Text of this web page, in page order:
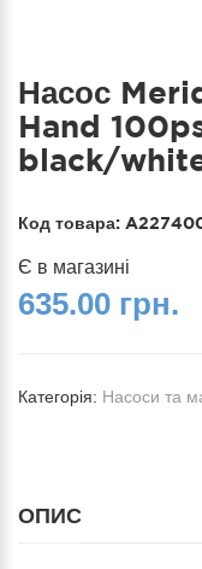
Насос
Hand
black/
Код товара:
Є в магазині
635.00 грн.
Категорія: Насоси та
ОПИС